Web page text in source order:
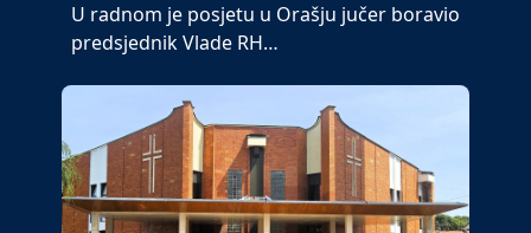
U radnom je posjetu u Orašju jučer boravio
predsjednik Vlade RH…